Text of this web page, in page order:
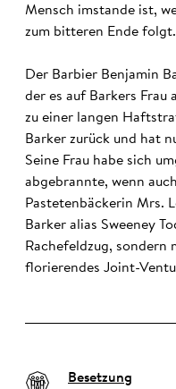
Mensch imstande ist,
zum bitteren Ende folgt.
Der Barbier Benjamin
der es auf Barkers Frau
zu einer langen
Barker zurück und hat
Seine Frau habe sich
abgebrannte, wenn
Pastetenbäckerin Mrs.
Barker alias Sweeney
Rachefeldzug, sondern
florierendes Joint-
Besetzung